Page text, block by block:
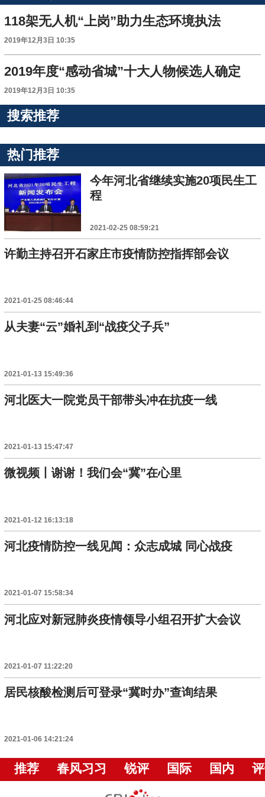
118架无人机“上岗”助力生态环境执法
2019年12月3日 10:35
2019年度“感动省城”十大人物候选人确定
2019年12月3日 10:35
搜索推荐
热门推荐
今年河北省继续实施20项民生工
程
2021-02-25 08:59:21
许勤主持召开石家庄市疫情防控指挥部会议
2021-01-25 08:46:44
从夫妻“云”婚礼到“战疫父子兵”
2021-01-13 15:49:36
河北医大一院党员干部带头冲在抗疫一线
2021-01-13 15:47:47
微视频丨谢谢！我们会“冀”在心里
2021-01-12 16:13:18
河北疫情防控一线见闻：众志成城 同心战疫
2021-01-07 15:58:34
河北应对新冠肺炎疫情领导小组召开扩大会议
2021-01-07 11:22:20
居民核酸检测后可登录“冀时办”查询结果
2021-01-06 14:21:24
推荐 春风习习 锐评 国际 国内